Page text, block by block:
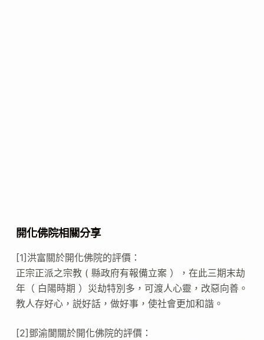
開化佛院相關分享
[1]洪富關於開化佛院的評價：
正宗正派之宗教 ( 縣政府有報備立案 ），在此三期末劫
年（ 白陽時期 ）災劫特別多，可渡人心靈，改惡向善。
教人存好心，説好話，做好事，使社會更加和諧。
[2]鄧渝閬關於開化佛院的評價：